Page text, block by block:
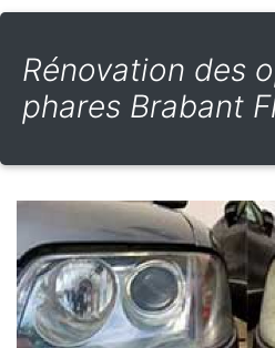
Rénovation des
phares Brabant